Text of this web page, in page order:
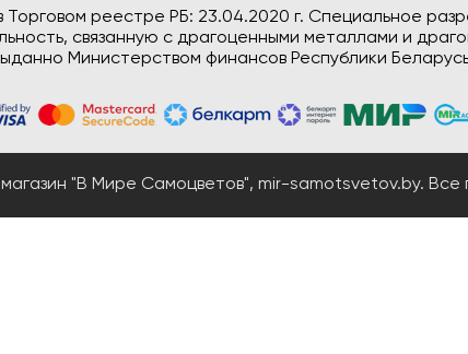
Торговом реестре РБ: 23.04.2020 г. Специальное
связанную с драгоценными металлами и
Министерством финансов Республики
"В Мире Самоцветов", mir-samotsvetov.by. Все